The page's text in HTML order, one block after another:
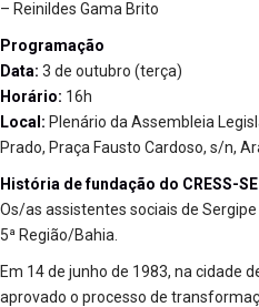
– Reinildes Gama Brito
Programação
Data: 3 de outubro (terça)
Horário: 16h
Local: Plenário da Assembleia
Prado, Praça Fausto Cardoso, s/n,
História de fundação do CRESS-SE
Os/as assistentes sociais de
5ª Região/Bahia.
Em 14 de junho de 1983, na cidade
aprovado o processo de